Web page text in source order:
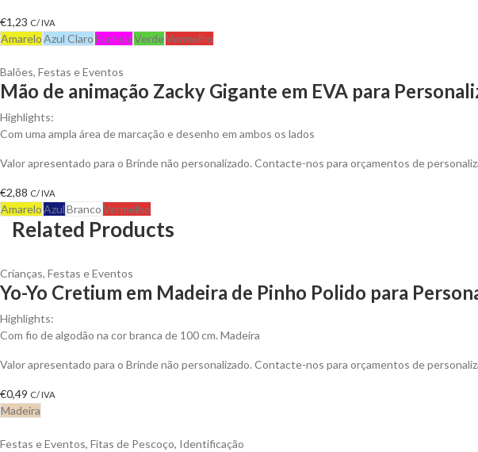
€1,23 C/ IVA
AmareloAzul ClaroFuchsiaVerdeVermelho
Balões, Festas e Eventos
Mão de animação Zacky Gigante em EVA para
Highlights:
Com uma ampla área de marcação e desenho em ambos os lados
Valor apresentado para o Brinde não personalizado. Contacte-nos para orçamentos de
€2,88 C/ IVA
AmareloAzulBrancoVermelho
Related Products
Crianças, Festas e Eventos
Yo-Yo Cretium em Madeira de Pinho Polido para
Highlights:
Com fio de algodão na cor branca de 100 cm. Madeira
Valor apresentado para o Brinde não personalizado. Contacte-nos para orçamentos de
€0,49 C/ IVA
Madeira
Festas e Eventos, Fitas de Pescoço, Identificação